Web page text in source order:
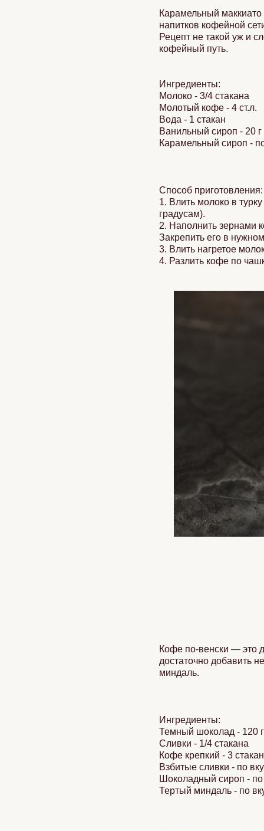
Карамельный
напитков кофейной
Рецепт не такой уж и
кофейный путь.
Ингредиенты:
Молоко - 3/4 стакана
Молотый кофе - 4 ст.л.
Вода - 1 стакан
Ванильный сироп - 20 г
Карамельный сироп -
Способ приготовления:
1. Влить молоко в
градусам).
2. Наполнить зернами
Закрепить его в
3. Влить нагретое
4. Разлить кофе по
Кофе по-венски — это
достаточно добавить
миндаль.
Ингредиенты:
Темный шоколад - 120 г
Сливки - 1/4 стакана
Кофе крепкий - 3
Взбитые сливки - по
Шоколадный сироп - по
Тертый миндаль - по